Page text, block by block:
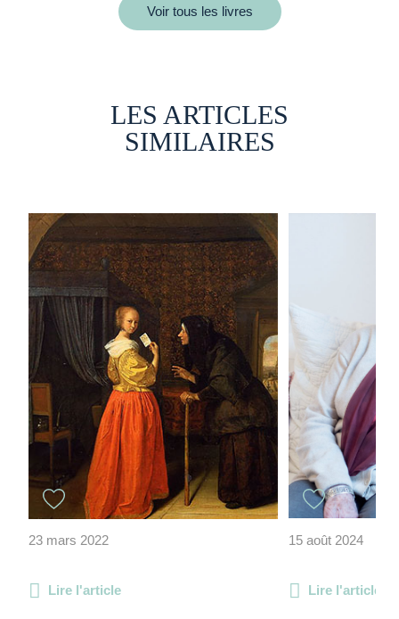
Voir tous les livres
LES ARTICLES
SIMILAIRES
23 mars 2022
Lire l'article
15 août 2024
Lire l'article